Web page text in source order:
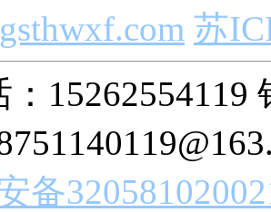
苏
15262554119
备